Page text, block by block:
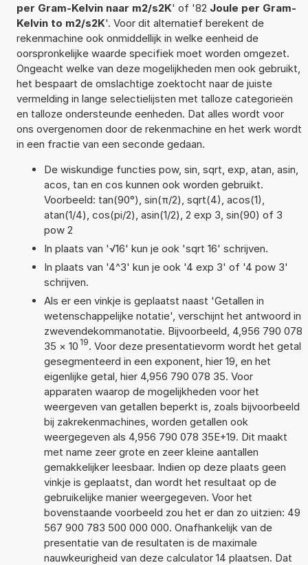
per Gram-Kelvin naar m2/s2K' of '82 Joule per Gram-
Kelvin to m2/s2K'. Voor dit alternatief berekent de
rekenmachine ook onmiddellijk in welke eenheid de
oorspronkelijke waarde specifiek moet worden omgezet.
Ongeacht welke van deze mogelijkheden men ook gebruikt,
het bespaart de omslachtige zoektocht naar de juiste
vermelding in lange selectielijsten met talloze categorieën
en talloze ondersteunde eenheden. Dat alles wordt voor
ons overgenomen door de rekenmachine en het werk wordt
in een fractie van een seconde gedaan.
De wiskundige functies pow, sin, sqrt, exp, atan, asin,
acos, tan en cos kunnen ook worden gebruikt.
Voorbeeld: tan(90°), sin(π/2), sqrt(4), acos(1),
atan(1/4), cos(pi/2), asin(1/2), 2 exp 3, sin(90) of 3
pow 2
In plaats van '√16' kun je ook 'sqrt 16' schrijven.
In plaats van '4^3' kun je ook '4 exp 3' of '4 pow 3'
schrijven.
Als er een vinkje is geplaatst naast 'Getallen in
wetenschappelijke notatie', verschijnt het antwoord in
zwevendekommanotatie. Bijvoorbeeld, 4,956 790 078
35 × 10 19. Voor deze presentatievorm wordt het getal
gesegmenteerd in een exponent, hier 19, en het
eigenlijke getal, hier 4,956 790 078 35. Voor
apparaten waarop de mogelijkheden voor het
weergeven van getallen beperkt is, zoals bijvoorbeeld
bij zakrekenmachines, worden getallen ook
weergegeven als 4,956 790 078 35E+19. Dit maakt
met name zeer grote en zeer kleine aantallen
gemakkelijker leesbaar. Indien op deze plaats geen
vinkje is geplaatst, dan wordt het resultaat op de
gebruikelijke manier weergegeven. Voor het
bovenstaande voorbeeld zou het er dan zo uitzien: 49
567 900 783 500 000 000. Onafhankelijk van de
presentatie van de resultaten is de maximale
nauwkeurigheid van deze calculator 14 plaatsen. Dat